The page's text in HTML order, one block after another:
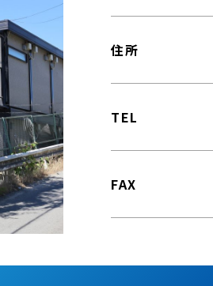
住所
TEL
FAX